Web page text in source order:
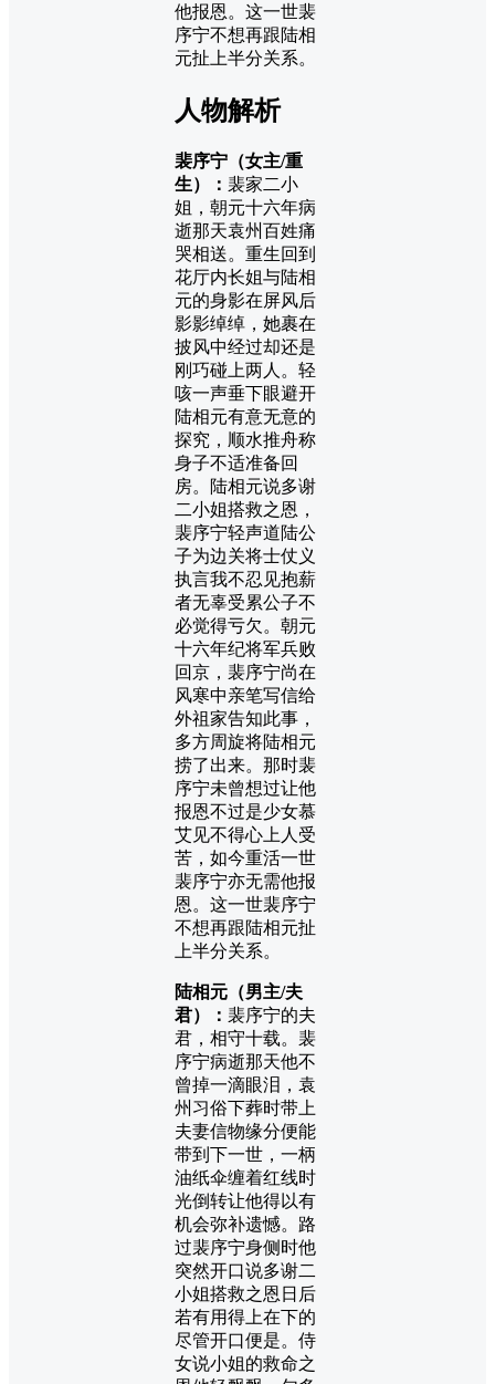
他报恩。这一世裴
序宁不想再跟陆相
元扯上半分关系。
人物解析
裴序宁（女主/重
生）： 裴家二小
姐，朝元十六年病
逝那天袁州百姓痛
哭相送。重生回到
花厅内长姐与陆相
元的身影在屏风后
影影绰绰，她裹在
披风中经过却还是
刚巧碰上两人。轻
咳一声垂下眼避开
陆相元有意无意的
探究，顺水推舟称
身子不适准备回
房。陆相元说多谢
二小姐搭救之恩，
裴序宁轻声道陆公
子为边关将士仗义
执言我不忍见抱薪
者无辜受累公子不
必觉得亏欠。朝元
十六年纪将军兵败
回京，裴序宁尚在
风寒中亲笔写信给
外祖家告知此事，
多方周旋将陆相元
捞了出来。那时裴
序宁未曾想过让他
报恩不过是少女慕
艾见不得心上人受
苦，如今重活一世
裴序宁亦无需他报
恩。这一世裴序宁
不想再跟陆相元扯
上半分关系。
陆相元（男主/夫
君）： 裴序宁的夫
君，相守十载。裴
序宁病逝那天他不
曾掉一滴眼泪，袁
州习俗下葬时带上
夫妻信物缘分便能
带到下一世，一柄
油纸伞缠着红线时
光倒转让他得以有
机会弥补遗憾。路
过裴序宁身侧时他
突然开口说多谢二
小姐搭救之恩日后
若有用得上在下的
尽管开口便是。侍
女说小姐的救命之